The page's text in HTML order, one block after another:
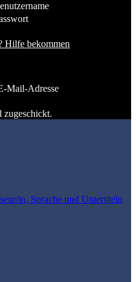
Hilfe bekommen
Mail-Adresse
zugeschickt.
in, Sprache und Untertiteln